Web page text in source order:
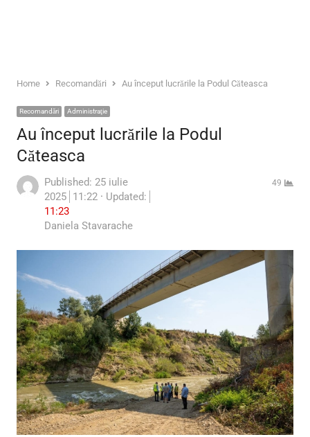
Home Recomandări Au început lucrările la Podul Căteasca
Recomandări Administraţie
Au început lucrările la Podul
Căteasca
Published: 25 iulie
2025 11:22
Updated:
11:23
Author
Daniela Stavarache
49